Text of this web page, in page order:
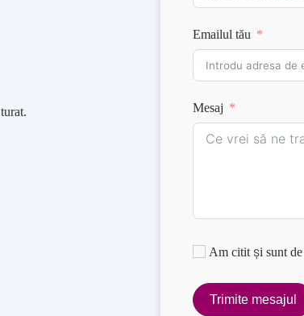
Emailul tău
Mesaj
Am citit și sunt de
Trimite mesajul